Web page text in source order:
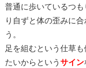
普通に歩いているつ
り自ずと体の歪みに
う。
足を組むという仕草
たいからという サイン